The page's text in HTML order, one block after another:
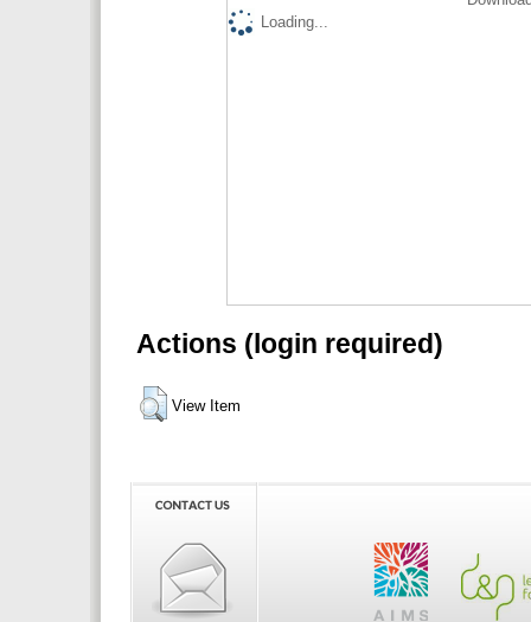
Loading...
Actions (login required)
View Item